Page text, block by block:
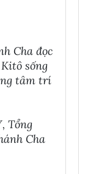
Cha đọc
sống
tâm trí
Tổng
Cha